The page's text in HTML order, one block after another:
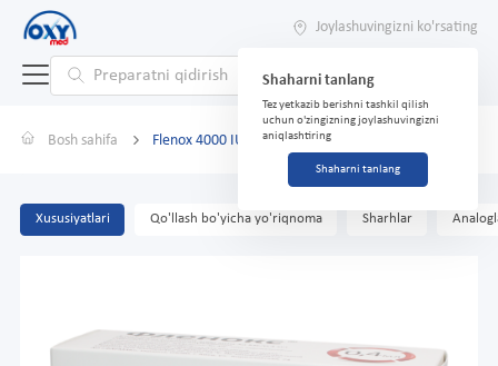
Joylashuvingizni ko'rsating
Shaharni tanlang
Tez yetkazib berishni tashkil qilish
uchun o'zingizning joylashuvingizni
aniqlashtiring
Shaharni tanlang
Bosh sahifa Flenox 4000 IU/0,4ml № 10
Xususiyatlari Qo'llash bo'yicha yo'riqnoma Sharhlar